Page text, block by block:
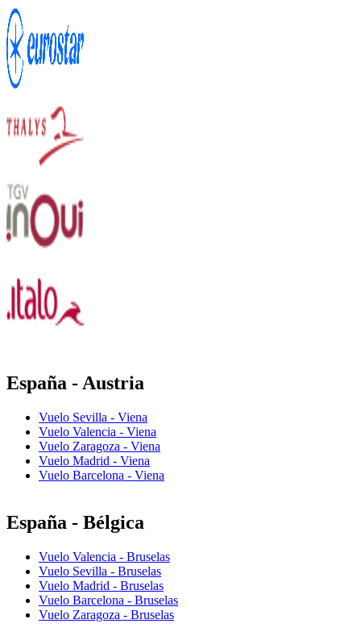
España - Austria
Vuelo Sevilla - Viena
Vuelo Valencia - Viena
Vuelo Zaragoza - Viena
Vuelo Madrid - Viena
Vuelo Barcelona - Viena
España - Bélgica
Vuelo Valencia - Bruselas
Vuelo Sevilla - Bruselas
Vuelo Madrid - Bruselas
Vuelo Barcelona - Bruselas
Vuelo Zaragoza - Bruselas